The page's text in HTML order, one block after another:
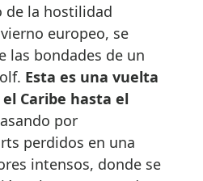
de la hostilidad
europeo, se
las bondades de un
Esta es una vuelta
Caribe hasta el
por
perdidos en una
intensos, donde se